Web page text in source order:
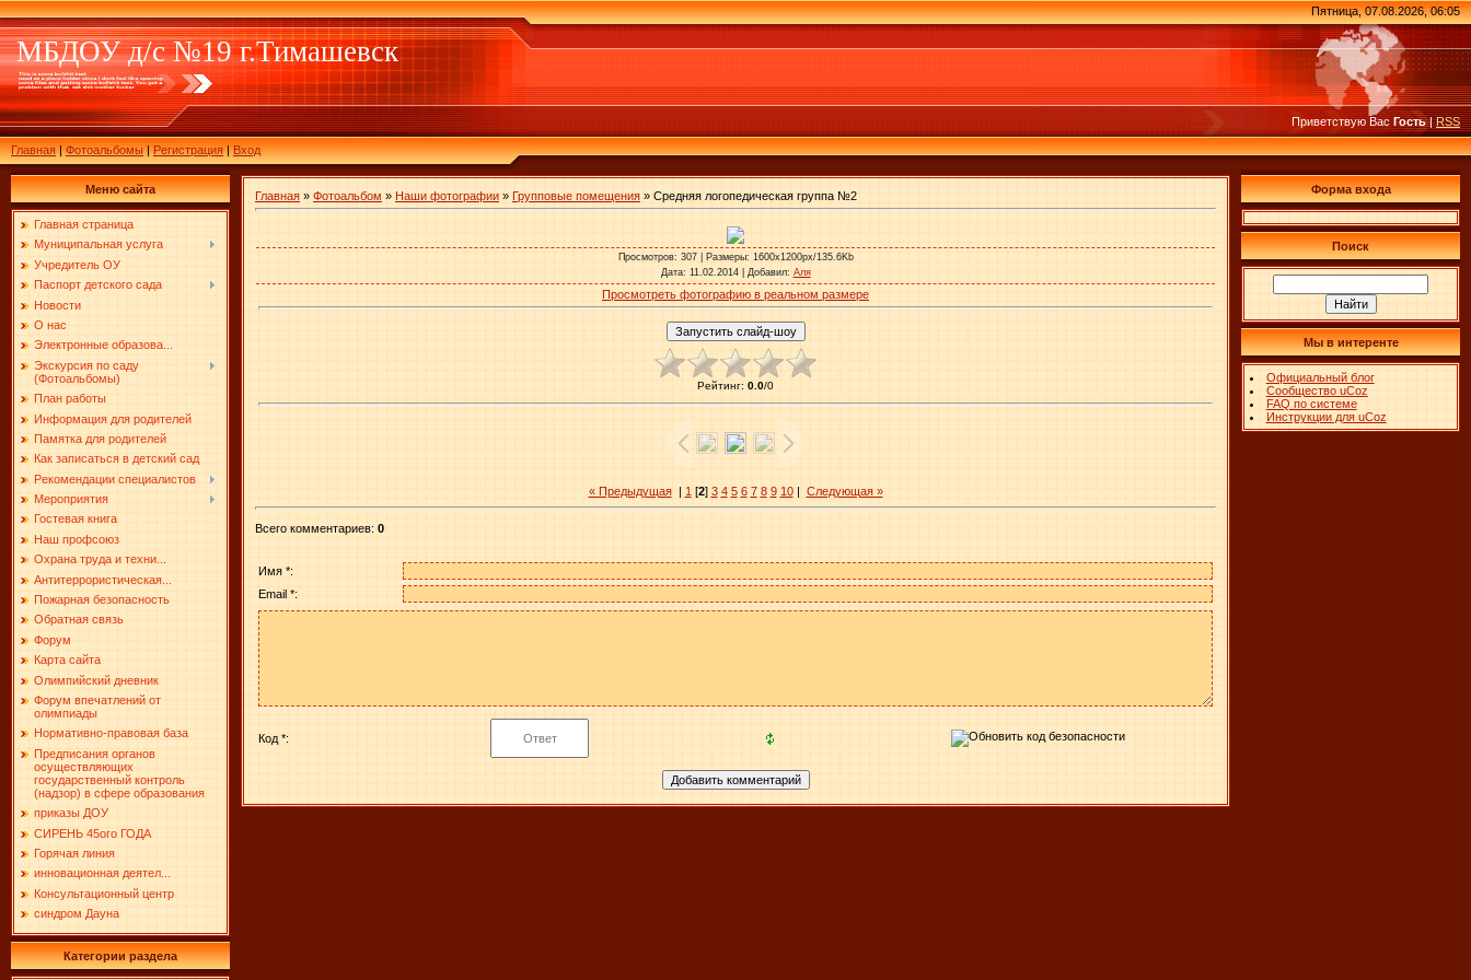
МБДОУ д/с №19 г.Тимашевск
Главная|Фотоальбомы|Регистрация|Вход
Пятница, 07.08.2026, 06:05
Приветствую Вас Гость|RSS
Меню сайта
Главная страница
Муниципальная услуга
Учредитель ОУ
Паспорт детского сада
Новости
О нас
Электронные образова...
Экскурсия по саду
(Фотоальбомы)
План работы
Информация для родителей
Памятка для родителей
Как записаться в детский сад
Рекомендации специалистов
Мероприятия
Гостевая книга
Наш профсоюз
Охрана труда и техни...
Антитеррористическая...
Пожарная безопасность
Обратная связь
Форум
Карта сайта
Олимпийский дневник
Форум впечатлений от
олимпиады
Нормативно-правовая база
Предписания органов
осуществляющих
государственный контроль
(надзор) в сфере образования
приказы ДОУ
СИРЕНЬ 45ого ГОДА
Горячая линия
инновационная деятел...
Консультационный центр
синдром Дауна
Категории раздела
Главная » Фотоальбом » Наши фотографии » Групповые помещения » Средняя логопедическая группа №2
Просмотров: 307 | Размеры: 1600x1200px/135.6Kb
Дата: 11.02.2014 | Добавил: Аля
Просмотреть фотографию в реальном размере
Рейтинг: 0.0/0
« Предыдущая| 1 [2] 3 4 5 6 7 8 9 10| Следующая »
Всего комментариев: 0
Имя *:
Email *:
Код *:
Форма входа
Поиск
Мы в интеренте
Официальный блог
Сообщество uCoz
FAQ по системе
Инструкции для uCoz